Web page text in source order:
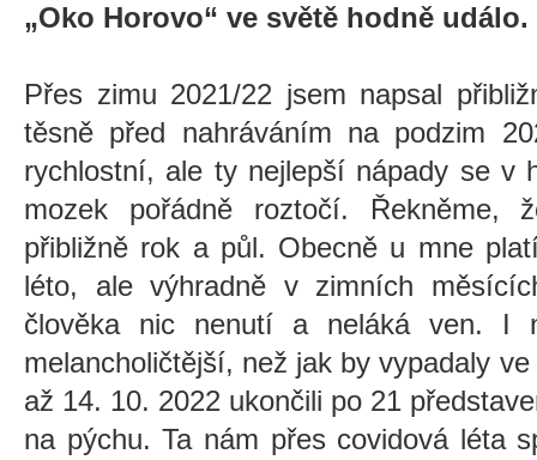
„Oko Horovo“ ve světě hodně událo.
Přes zimu 2021/22 jsem napsal
těsně před nahráváním na podzim
rychlostní, ale ty nejlepší nápady se v
mozek pořádně roztočí. Řekněme,
přibližně rok a půl. Obecně u mne
léto, ale výhradně v zimních
člověka nic nenutí a neláká ven. I
melancholičtější, než jak by vypadaly
až 14. 10. 2022 ukončili po 21
na pýchu. Ta nám přes covidová léta